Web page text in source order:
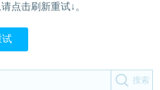
点击刷新重试↓。
试